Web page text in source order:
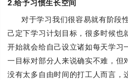
2.给予习惯生长空间
对于学习我们很容易就有阶段
己定下学习计划目标，很多时候也
开始就会给自己设立诸如每天学习
一目标对部分人来说确实不难，但
没有太多自由时间的打工人而言，